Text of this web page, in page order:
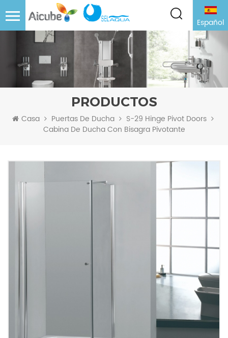
Español
PRODUCTOS
Casa Puertas De Ducha
S-29 Hinge Pivot Doors
Cabina De Ducha Con Bisagra Pivotante